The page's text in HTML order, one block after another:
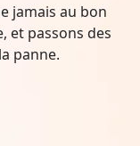
jamais au bon
et passons des
panne.